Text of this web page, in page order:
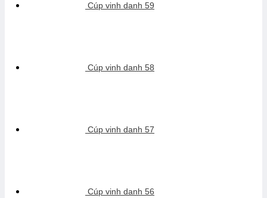
Cúp vinh danh 59
Cúp vinh danh 58
Cúp vinh danh 57
Cúp vinh danh 56